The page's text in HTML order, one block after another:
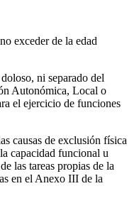
exceder de la edad
ni separado del
Autonómica, Local o
el ejercicio de funciones
causas de exclusión física
capacidad funcional u
las tareas propias de la
en el Anexo III de la